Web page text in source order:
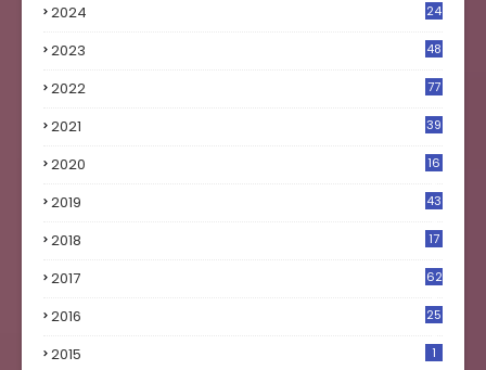
2024 24
2023
48
2022 77
2021 39
2020
16
2019
43
2018
17
2017
62
2016
25
2015 1